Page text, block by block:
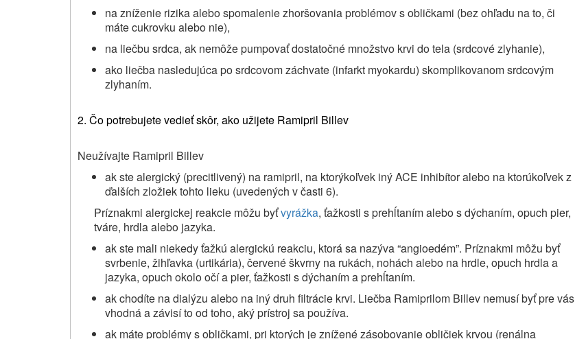
na zníženie rizika alebo spomalenie zhoršovania problémov s obličkami (bez ohľadu na to, či
máte cukrovku alebo nie),
na liečbu srdca, ak nemôže pumpovať dostatočné množstvo krvi do tela (srdcové zlyhanie),
ako liečba nasledujúca po srdcovom záchvate (infarkt myokardu) skomplikovanom srdcovým
zlyhaním.
2. Čo potrebujete vedieť skôr, ako užijete Ramipril Billev
Neužívajte Ramipril Billev
ak ste alergický (precitlivený) na ramipril, na ktorýkoľvek iný ACE inhibítor alebo na ktorúkoľvek z
ďalších zložiek tohto lieku (uvedených v časti 6).
Príznakmi alergickej reakcie môžu byťvyrážka, ťažkosti s prehĺtaním alebo s dýchaním, opuch pier,
tváre, hrdla alebo jazyka.
ak ste mali niekedy ťažkú alergickú reakciu, ktorá sa nazýva “angioedém”. Príznakmi môžu byť
svrbenie, žihľavka (urtikária), červené škvrny na rukách, nohách alebo na hrdle, opuch hrdla a
jazyka, opuch okolo očí a pier, ťažkosti s dýchaním a prehĺtaním.
ak chodíte na dialýzu alebo na iný druh filtrácie krvi. Liečba Ramiprilom Billev nemusí byť pre vás
vhodná a závisí to od toho, aký prístroj sa používa.
ak máte problémy s obličkami, pri ktorých je znížené zásobovanie obličiek krvou (renálna